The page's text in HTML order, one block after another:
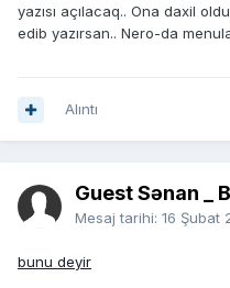
yazısı açılacaq.. Ona daxil
edib yazırsan.. Nero-da
Alıntı
Guest Sənan _
Mesaj tarihi: 16 Şubat
bunu deyir